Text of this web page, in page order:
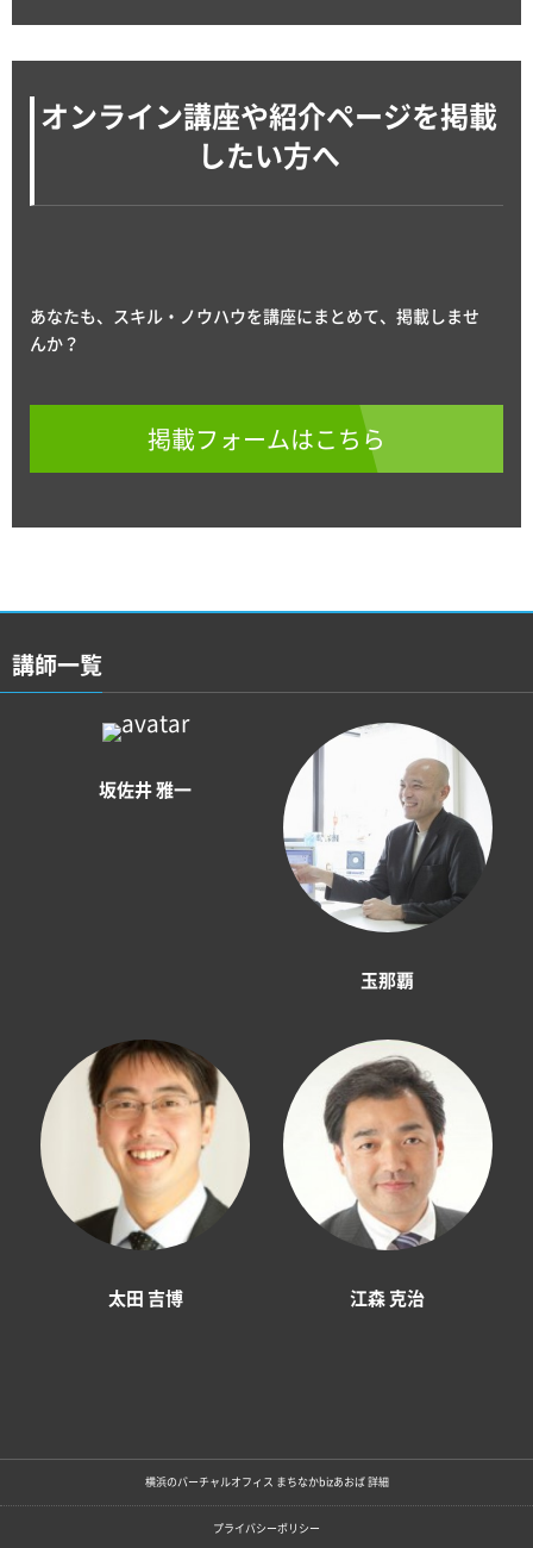
オンライン講座や紹介ページを掲載
したい方へ
あなたも、スキル・ノウハウを講座にまとめて、掲載しませ
んか？
掲載フォームはこちら
講師一覧
坂佐井 雅一
玉那覇
太田 吉博 江森 克治
横浜のバーチャルオフィス まちなかbizあおば 詳細
プライバシーポリシー